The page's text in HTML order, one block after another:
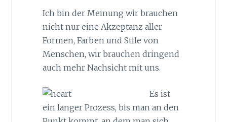
Ich bin der Meinung wir brauchen
nicht nur eine Akzeptanz aller
Formen, Farben und Stile von
Menschen, wir brauchen dringend
auch mehr Nachsicht mit uns.
Es ist
ein langer Prozess, bis man an den